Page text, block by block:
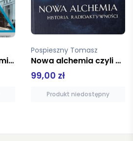
Kolej między wojnami 1918-1939
Pospieszny Tomasz
Nowa alchemia czyli Historia radioaktywnośći tw
99,00 zł
Produkt niedostępny